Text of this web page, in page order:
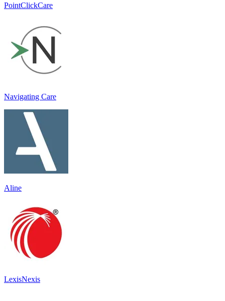
PointClickCare
Navigating Care
Aline
LexisNexis